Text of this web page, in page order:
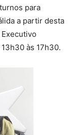
para
a partir desta
às 17h30.